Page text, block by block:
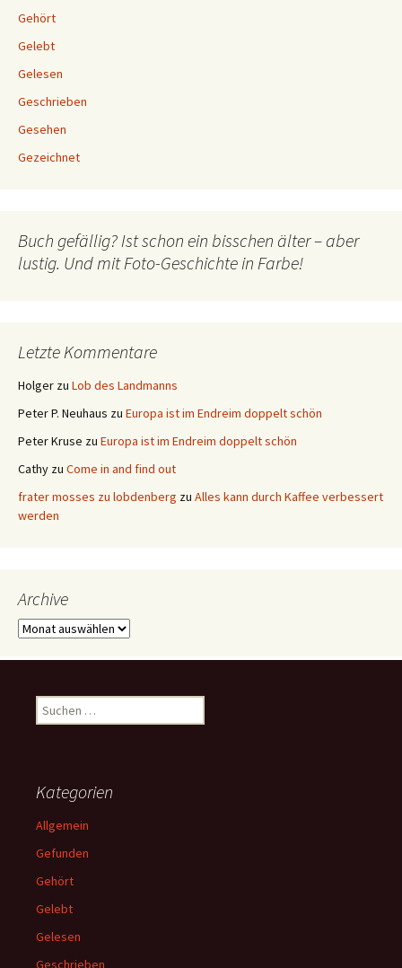
Gehört
Gelebt
Gelesen
Geschrieben
Gesehen
Gezeichnet
Buch gefällig? Ist schon ein bisschen älter – aber
lustig. Und mit Foto-Geschichte in Farbe!
Letzte Kommentare
Holger zu Lob des Landmanns
Peter P. Neuhaus zu Europa ist im Endreim doppelt schön
Peter Kruse zu Europa ist im Endreim doppelt schön
Cathy zu Come in and find out
frater mosses zu lobdenberg zu Alles kann durch Kaffee verbessert
werden
Archive
Archive
Suchen
nach:
Kategorien
Allgemein
Gefunden
Gehört
Gelebt
Gelesen
Geschrieben